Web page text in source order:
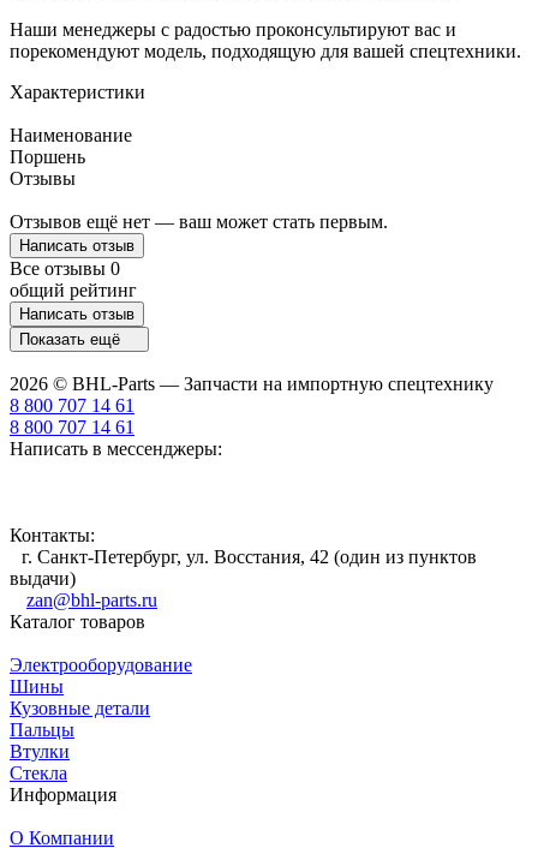
Наши менеджеры с радостью проконсультируют вас и
порекомендуют модель, подходящую для вашей спецтехники.
Характеристики
Наименование
Поршень
Отзывы
Отзывов ещё нет — ваш может стать первым.
Написать отзыв
Все отзывы 0
общий рейтинг
Написать отзыв
Показать ещё
2026 © BHL-Parts — Запчасти на импортную спецтехнику
8 800 707 14 61
8 800 707 14 61
Написать в мессенджеры:
Контакты:
г. Санкт-Петербург, ул. Восстания, 42 (один из пунктов
выдачи)
zan@bhl-parts.ru
Каталог товаров
Электрооборудование
Шины
Кузовные детали
Пальцы
Втулки
Стекла
Информация
О Компании